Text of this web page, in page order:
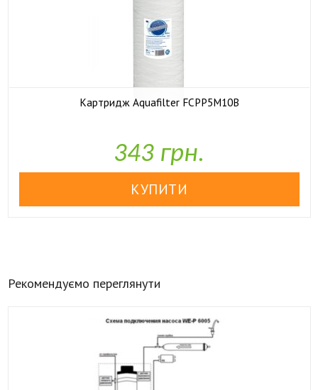
Картридж Aquafilter FCPP5M10B
343 грн.
Рекомендуємо переглянути